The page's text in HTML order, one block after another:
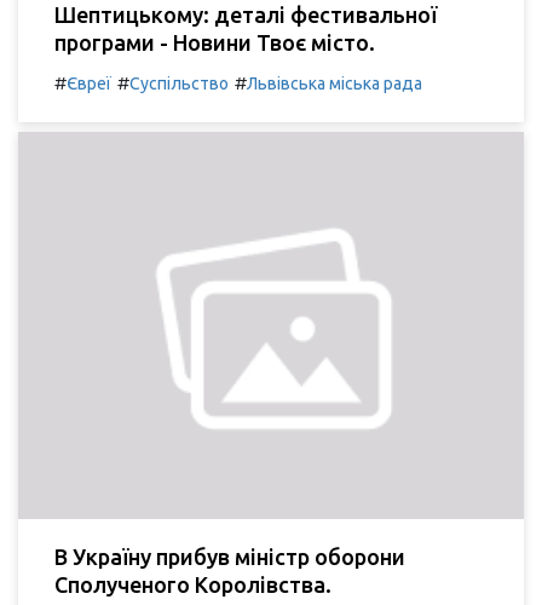
Шептицькому: деталі фестивальної
програми - Новини Твоє місто.
#Євреї #Суспільство #Львівська міська рада
В Україну прибув міністр оборони
Сполученого Королівства.